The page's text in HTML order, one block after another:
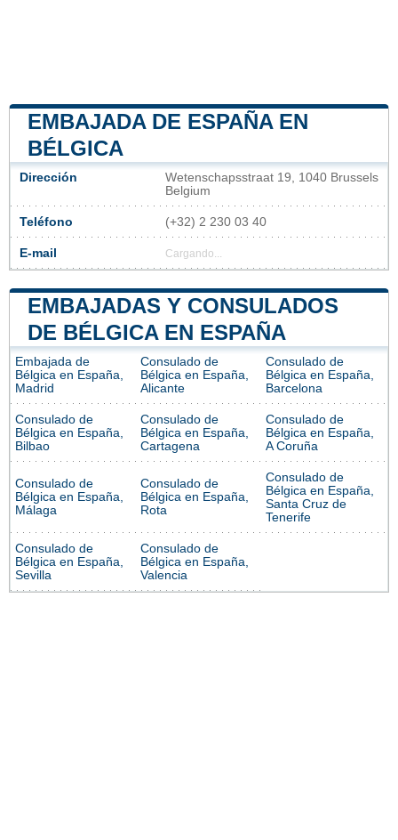
EMBAJADA DE ESPAÑA EN
BÉLGICA
Dirección
Wetenschapsstraat 19, 1040 Brussels
Belgium
Teléfono (+32) 2 230 03 40
E-mail Cargando...
EMBAJADAS Y CONSULADOS
DE BÉLGICA EN ESPAÑA
Embajada de
Bélgica en España,
Madrid
Consulado de
Bélgica en España,
Alicante
Consulado de
Bélgica en España,
Barcelona
Consulado de
Bélgica en España,
Bilbao
Consulado de
Bélgica en España,
Cartagena
Consulado de
Bélgica en España,
A Coruña
Consulado de
Bélgica en España,
Málaga
Consulado de
Bélgica en España,
Rota
Consulado de
Bélgica en España,
Santa Cruz de
Tenerife
Consulado de
Bélgica en España,
Sevilla
Consulado de
Bélgica en España,
Valencia